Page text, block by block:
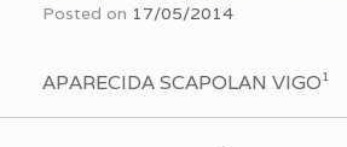
Posted on 17/05/2014
APARECIDA SCAPOLAN VIGO¹